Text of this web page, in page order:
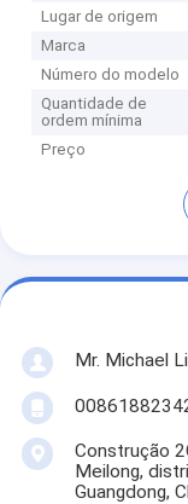
Lugar de origem
Marca
Número do modelo
Quantidade de
ordem mínima
Preço
Mr. Michael
Construção
Meilong,
Guangdong,